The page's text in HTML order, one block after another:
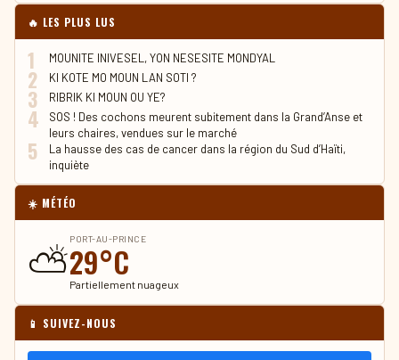
🔥 LES PLUS LUS
1 MOUNITE INIVESEL, YON NESESITE MONDYAL
2 KI KOTE MO MOUN LAN SOTI ?
3 RIBRIK KI MOUN OU YE?
4
SOS ! Des cochons meurent subitement dans la Grand’Anse et
leurs chaires, vendues sur le marché
5
La hausse des cas de cancer dans la région du Sud d’Haïti,
inquiète
☀️ MÉTÉO
⛅ PORT-AU-PRINCE
29°C
Partiellement nuageux
📱 SUIVEZ-NOUS